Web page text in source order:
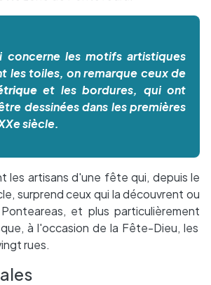
concerne les motifs artistiques
les toiles, on remarque ceux de
et les bordures, qui ont
dessinées dans les premières
siècle.
les artisans d'une fête qui, depuis le
surprend ceux qui la découvrent ou
et plus particulièrement
à l'occasion de la Fête-Dieu, les
rues.